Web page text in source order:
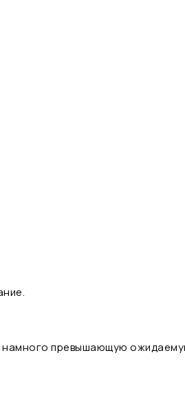
намного превышающую